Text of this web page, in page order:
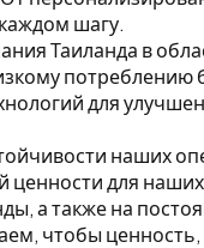
шагу.
Таиланда в
для
наших
ценности для
а также на
чтобы